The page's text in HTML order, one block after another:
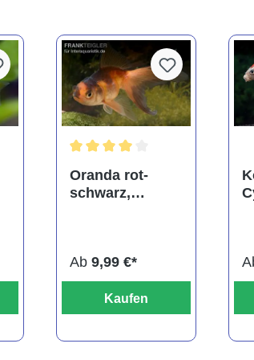
Oranda rot-
schwarz,
verschiedene
Größen
Ab 9,99 €*
Kaufen